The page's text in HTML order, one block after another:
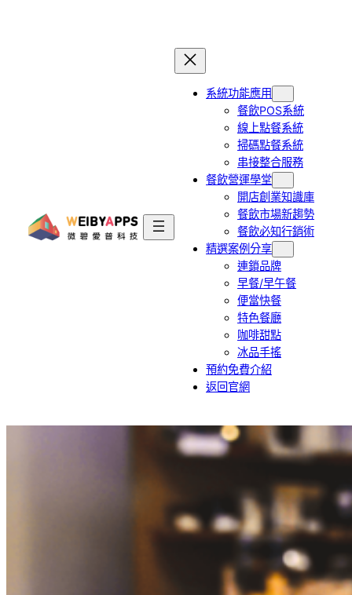
系統功能應用
餐飲POS系統
線上點餐系統
掃碼點餐系統
串接整合服務
餐飲營運學堂
開店創業知識庫
餐飲市場新趨勢
餐飲必知行銷術
精選案例分享
連鎖品牌
早餐/早午餐
便當快餐
特色餐廳
咖啡甜點
冰品手搖
預約免費介紹
返回官網